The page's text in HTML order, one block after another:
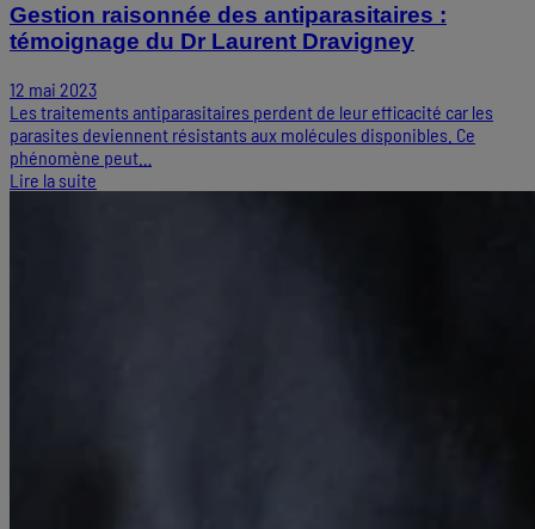
Gestion raisonnée des antiparasitaires :
témoignage du Dr Laurent Dravigney
12 mai 2023
Les traitements antiparasitaires perdent de leur efficacité car les
parasites deviennent résistants aux molécules disponibles. Ce
phénomène peut…
Lire la suite